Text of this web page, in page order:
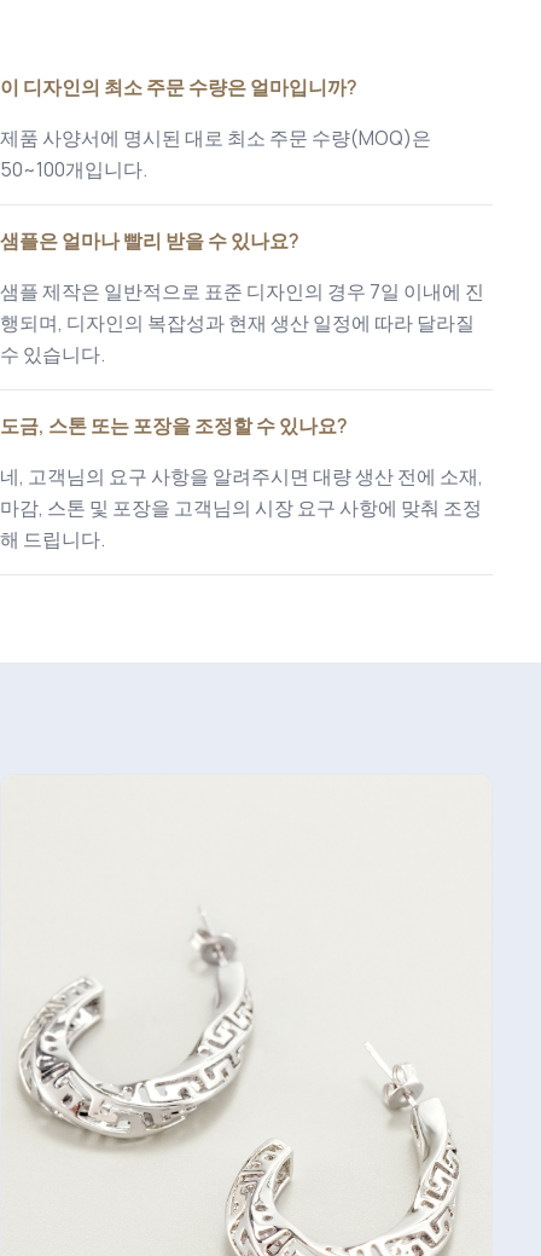
이 디자인의 최소 주문 수량은 얼마입니까?
제품 사양서에 명시된 대로 최소 주문 수량(MOQ)은
50~100개입니다.
샘플은 얼마나 빨리 받을 수 있나요?
샘플 제작은 일반적으로 표준 디자인의 경우 7일 이내에 진
행되며, 디자인의 복잡성과 현재 생산 일정에 따라 달라질
수 있습니다.
도금, 스톤 또는 포장을 조정할 수 있나요?
네, 고객님의 요구 사항을 알려주시면 대량 생산 전에 소재,
마감, 스톤 및 포장을 고객님의 시장 요구 사항에 맞춰 조정
해 드립니다.